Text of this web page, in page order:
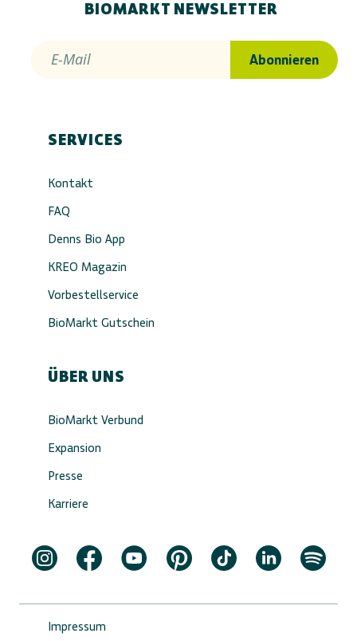
BIOMARKT NEWSLETTER
E-Mail Abonnieren
SERVICES
Kontakt
FAQ
Denns Bio App
KREO Magazin
Vorbestellservice
BioMarkt Gutschein
ÜBER UNS
BioMarkt Verbund
Expansion
Presse
Karriere
Impressum